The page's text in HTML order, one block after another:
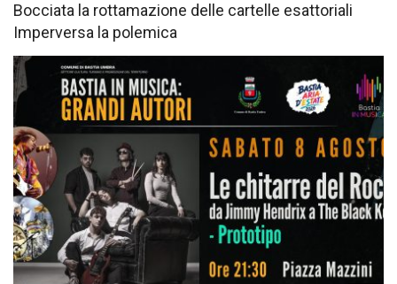
Bocciata la rottamazione delle cartelle esattoriali
Imperversa la polemica